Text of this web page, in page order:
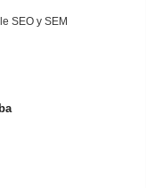
SEO y SEM